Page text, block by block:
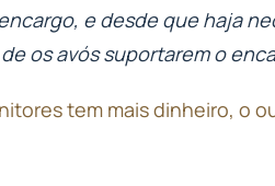
e desde que haja
os avós suportarem o
tem mais dinheiro, o